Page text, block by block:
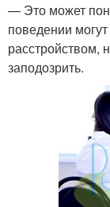
— Это может
поведении
расстройством,
заподозрить.